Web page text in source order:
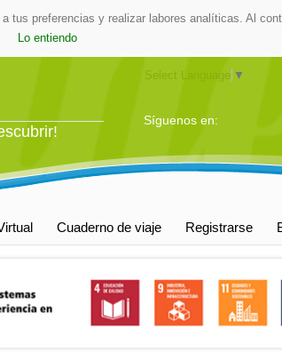
preferencias y realizar labores analíticas. Al
Lo entiendo
Select Language ▼
Síguenos en:
Cuaderno de viaje Registrarse